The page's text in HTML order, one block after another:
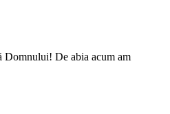
Domnului! De abia acum am